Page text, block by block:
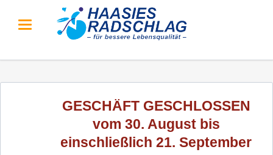
GESCHÄFT GESCHLOSSEN
vom 30. August bis
einschließlich 21. September